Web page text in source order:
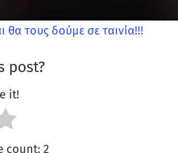
θα τους δούμε σε ταινία!!!
post?
it!
count: 2